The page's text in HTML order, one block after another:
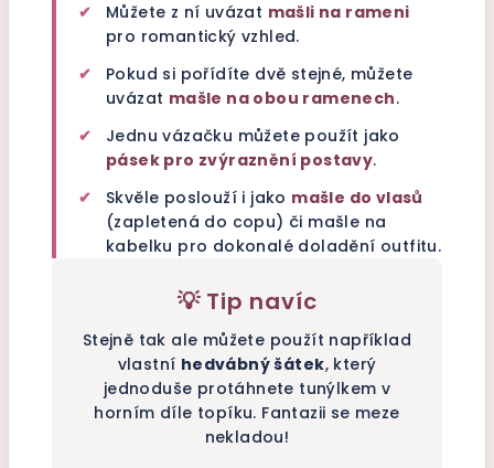
✔
Můžete z ní uvázat mašli na rameni
pro romantický vzhled.
✔
Pokud si pořídíte dvě stejné, můžete
uvázat mašle na obou ramenech.
✔
Jednu vázačku můžete použít jako
pásek pro zvýraznění postavy.
✔
Skvěle poslouží i jako mašle do vlasů
(zapletená do copu) či mašle na
kabelku pro dokonalé doladění outfitu.
💡 Tip navíc
Stejně tak ale můžete použít například
vlastní hedvábný šátek, který
jednoduše protáhnete tunýlkem v
horním díle topíku. Fantazii se meze
nekladou!